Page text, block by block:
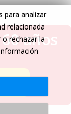
años
para analizar
relacionada
o rechazar la